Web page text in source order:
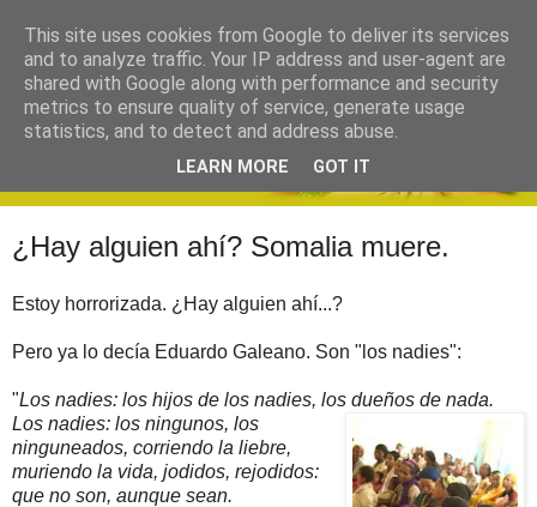
¿Hay alguien ahí? Somalia muere.
Estoy horrorizada. ¿Hay alguien ahí...?
Pero ya lo decía Eduardo Galeano. Son "los nadies":
"Los nadies: los hijos de los nadies, los dueños de nada.
Los nadies: los ningunos, los
ninguneados, corriendo la liebre,
muriendo la vida, jodidos, rejodidos:
que no son, aunque sean.
This site uses cookies from Google to deliver its services
and to analyze traffic. Your IP address and user-agent are
shared with Google along with performance and security
metrics to ensure quality of service, generate usage
statistics, and to detect and address abuse.
LEARN MORE GOT IT